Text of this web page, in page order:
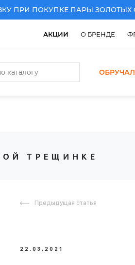
ПОКУПКЕ ПАРЫ ЗОЛОТЫХ
АКЦИИ О БРЕНДЕ
ТРЕЩИНКЕ
Предыдущая статья
22.03.2021